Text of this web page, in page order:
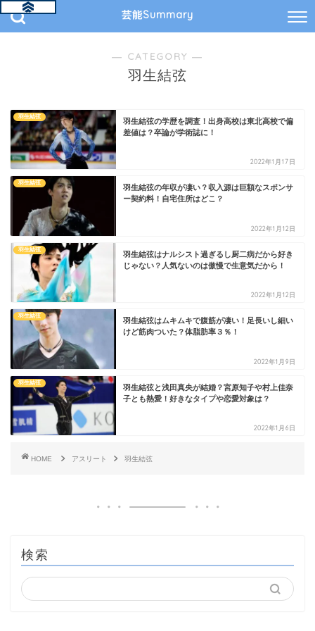
芸能Summary
― CATEGORY ―
羽生結弦
羽生結弦
羽生結弦の学歴を調査！出身高校は東北高校で偏
差値は？卒論が学術誌に！
2022年1月17日
羽生結弦
羽生結弦の年収が凄い？収入源は巨額なスポンサ
ー契約料！自宅住所はどこ？
2022年1月12日
羽生結弦
羽生結弦はナルシスト過ぎるし厨二病だから好き
じゃない？人気ないのは傲慢で生意気だから！
2022年1月12日
羽生結弦
羽生結弦はムキムキで腹筋が凄い！足長いし細い
けど筋肉ついた？体脂肪率３％！
2022年1月9日
羽生結弦
羽生結弦と浅田真央が結婚？宮原知子や村上佳奈
子とも熱愛！好きなタイプや恋愛対象は？
2022年1月6日
HOME アスリート 羽生結弦
検索